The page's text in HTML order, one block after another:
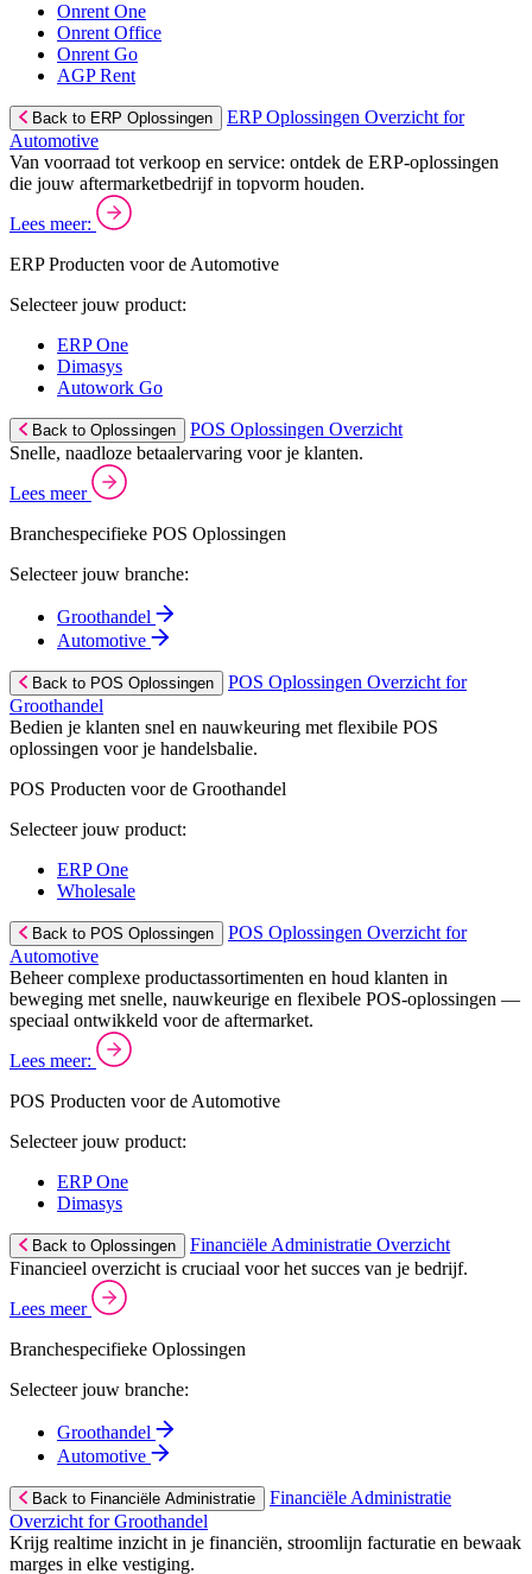
Onrent One
Onrent Office
Onrent Go
AGP Rent
Back to ERP Oplossingen
ERP Oplossingen Overzicht for
Automotive
Van voorraad tot verkoop en service: ontdek de ERP-oplossingen
die jouw aftermarketbedrijf in topvorm houden.
Lees meer:
ERP Producten voor de Automotive
Selecteer jouw product:
ERP One
Dimasys
Autowork Go
Back to Oplossingen
POS Oplossingen Overzicht
Snelle, naadloze betaalervaring voor je klanten.
Lees meer
Branchespecifieke POS Oplossingen
Selecteer jouw branche:
Groothandel
Automotive
Back to POS Oplossingen
POS Oplossingen Overzicht for
Groothandel
Bedien je klanten snel en nauwkeuring met flexibile POS
oplossingen voor je handelsbalie.
POS Producten voor de Groothandel
Selecteer jouw product:
ERP One
Wholesale
Back to POS Oplossingen
POS Oplossingen Overzicht for
Automotive
Beheer complexe productassortimenten en houd klanten in
beweging met snelle, nauwkeurige en flexibele POS-oplossingen —
speciaal ontwikkeld voor de aftermarket.
Lees meer:
POS Producten voor de Automotive
Selecteer jouw product:
ERP One
Dimasys
Back to Oplossingen
Financiële Administratie Overzicht
Financieel overzicht is cruciaal voor het succes van je bedrijf.
Lees meer
Branchespecifieke Oplossingen
Selecteer jouw branche:
Groothandel
Automotive
Back to Financiële Administratie
Financiële Administratie
Overzicht for Groothandel
Krijg realtime inzicht in je financiën, stroomlijn facturatie en bewaak
marges in elke vestiging.